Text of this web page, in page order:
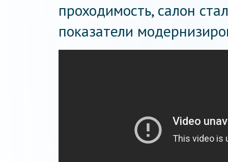
проходимость, салон
показатели